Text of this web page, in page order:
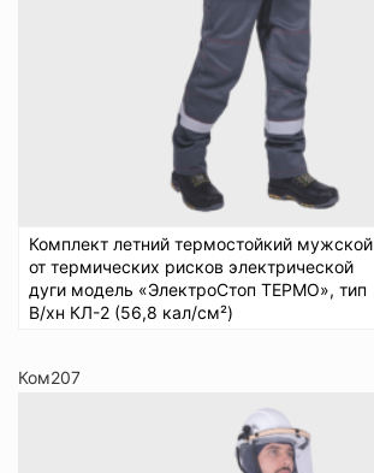
Комплект летний термостойкий мужской
от термических рисков электрической
дуги модель «ЭлектроСтоп ТЕРМО», тип
В/хн КЛ-2 (56,8 кал/см²)
Ком207